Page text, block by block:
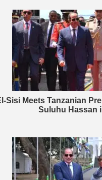
Sisi Meets Tanzanian
Suluhu Hassan